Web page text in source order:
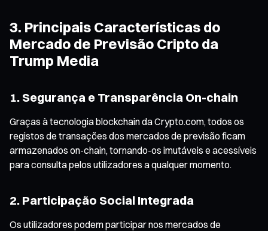
3. Principais Características do
Mercado de Previsão Cripto da
Trump Media
1. Segurança e Transparência On-chain
Graças à tecnologia blockchain da Crypto.com, todos os
registos de transações dos mercados de previsão ficam
armazenados on-chain, tornando-os imutáveis e acessíveis
para consulta pelos utilizadores a qualquer momento.
2. Participação Social Integrada
Os utilizadores podem participar nos mercados de